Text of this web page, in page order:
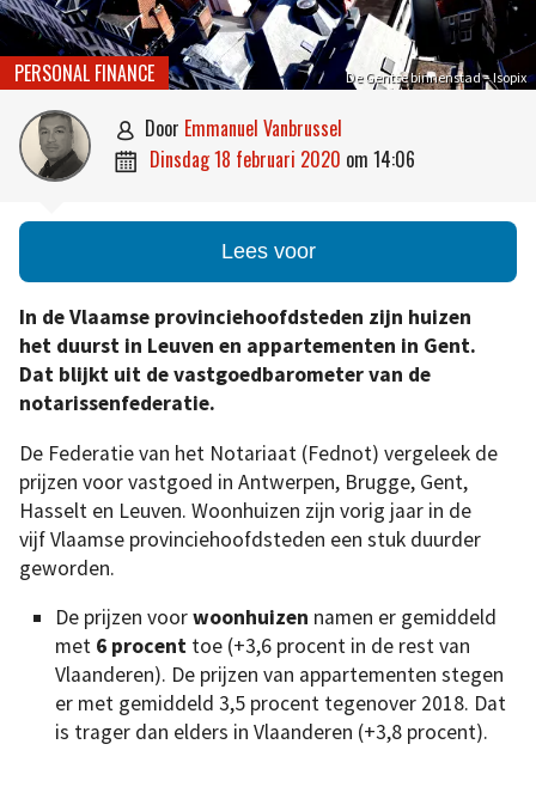
De Gentse binnenstad – Isopix
PERSONAL FINANCE
 door Emmanuel Vanbrussel
 dinsdag 18 februari 2020 om 14:06
Lees voor
In de Vlaamse provinciehoofdsteden zijn huizen
het duurst in Leuven en appartementen in Gent.
Dat blijkt uit de vastgoedbarometer van de
notarissenfederatie.
De Federatie van het Notariaat (Fednot) vergeleek de
prijzen voor vastgoed in Antwerpen, Brugge, Gent,
Hasselt en Leuven. Woonhuizen zijn vorig jaar in de
vijf Vlaamse provinciehoofdsteden een stuk duurder
geworden.
De prijzen voorwoonhuizen namen er gemiddeld
met 6 procent toe (+3,6 procent in de rest van
Vlaanderen). De prijzen van appartementen stegen
er met gemiddeld 3,5 procent tegenover 2018. Dat
is trager dan elders in Vlaanderen (+3,8 procent).